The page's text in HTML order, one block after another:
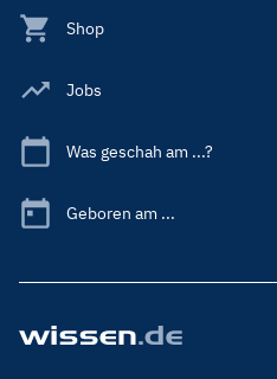
Shop
Jobs
Was geschah am ...?
Geboren am ...